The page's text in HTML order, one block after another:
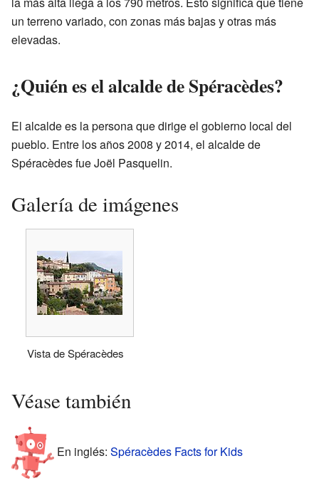
un terreno variado, con zonas más bajas y otras más
elevadas.
¿Quién es el alcalde de Spéracèdes?
El alcalde es la persona que dirige el gobierno local del
pueblo. Entre los años 2008 y 2014, el alcalde de
Spéracèdes fue Joël Pasquelin.
Galería de imágenes
Vista de Spéracèdes
Véase también
En inglés: Spéracèdes Facts for Kids